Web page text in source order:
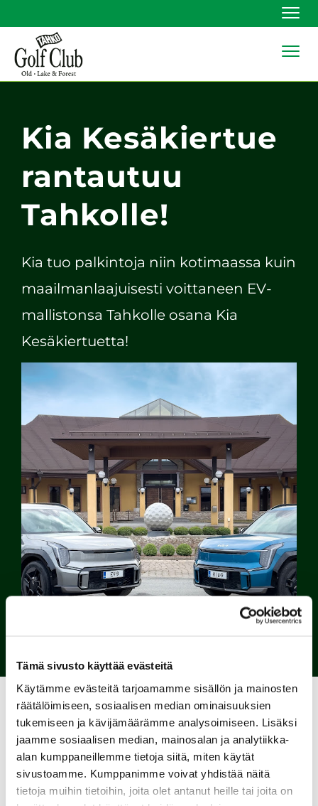
Tämä sivusto käyttää evästeitä
Käytämme evästeitä tarjoamamme sisällön ja mainosten
räätälöimiseen, sosiaalisen median ominaisuuksien
tukemiseen ja kävijämäärämme analysoimiseen. Lisäksi
jaamme sosiaalisen median, mainosalan ja analytiikka-
alan kumppaneillemme tietoja siitä, miten käytät
sivustoamme. Kumppanimme voivat yhdistää näitä
tietoja muihin tietoihin, joita olet antanut heille tai joita on
Kia Kesäkiertue
rantautuu
Tahkolle!
Kia tuo palkintoja niin kotimaassa kuin
maailmanlaajuisesti voittaneen EV-
mallistonsa Tahkolle osana Kia
Kesäkiertuetta!
Perjantaina 27.6. ja lauantaina 28.6. koko Kian EV-
mallisto EV3, EV6 GT, sekä EV9 ovat
koeajettavissa Tahkovuorella Tahko MTB-
tapahtumassa. Nähtävillä on myös täysin uusi
täyssähköinen EV4 Fastback!
Tervetuloa koeajamaan uuden ajan